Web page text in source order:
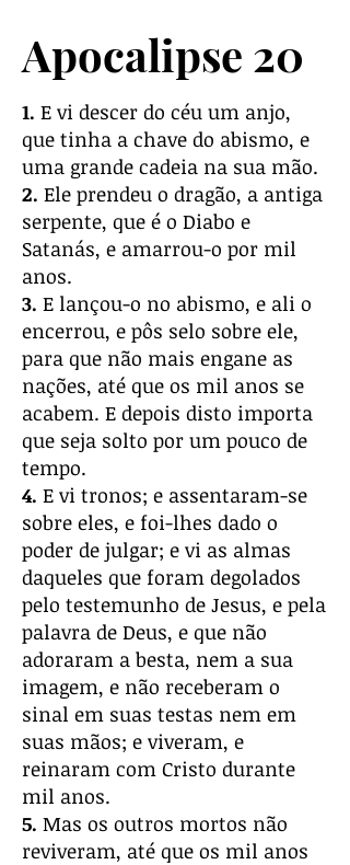
Apocalipse 20
1. E vi descer do céu um anjo,
que tinha a chave do abismo, e
uma grande cadeia na sua mão.
2. Ele prendeu o dragão, a antiga
serpente, que é o Diabo e
Satanás, e amarrou-o por mil
anos.
3. E lançou-o no abismo, e ali o
encerrou, e pôs selo sobre ele,
para que não mais engane as
nações, até que os mil anos se
acabem. E depois disto importa
que seja solto por um pouco de
tempo.
4. E vi tronos; e assentaram-se
sobre eles, e foi-lhes dado o
poder de julgar; e vi as almas
daqueles que foram degolados
pelo testemunho de Jesus, e pela
palavra de Deus, e que não
adoraram a besta, nem a sua
imagem, e não receberam o
sinal em suas testas nem em
suas mãos; e viveram, e
reinaram com Cristo durante
mil anos.
5. Mas os outros mortos não
reviveram, até que os mil anos